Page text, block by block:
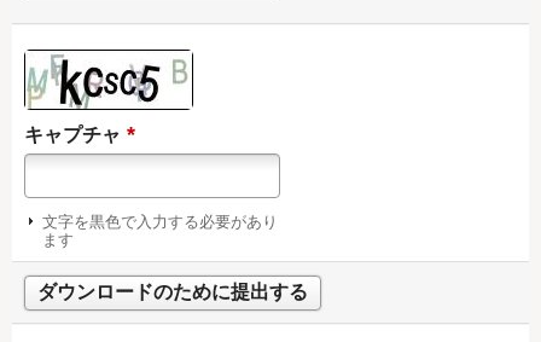
キャプチャ *
文字を黒色で入力する必要があり
ます